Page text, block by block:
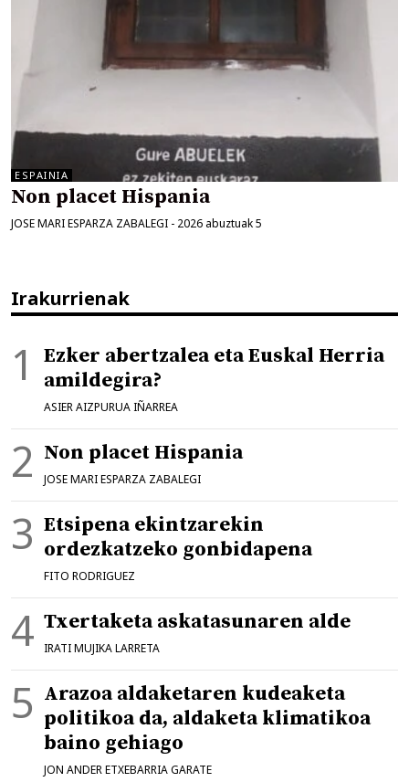
ESPAINIA
Non placet Hispania
JOSE MARI ESPARZA ZABALEGI - 2026 abuztuak 5
Irakurrienak
Ezker abertzalea eta Euskal Herria
amildegira?
ASIER AIZPURUA IÑARREA
Non placet Hispania
JOSE MARI ESPARZA ZABALEGI
Etsipena ekintzarekin
ordezkatzeko gonbidapena
FITO RODRIGUEZ
Txertaketa askatasunaren alde
IRATI MUJIKA LARRETA
Arazoa aldaketaren kudeaketa
politikoa da, aldaketa klimatikoa
baino gehiago
JON ANDER ETXEBARRIA GARATE